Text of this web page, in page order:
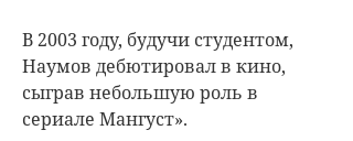
В 2003 году, будучи студентом,
Наумов дебютировал в кино,
сыграв небольшую роль в
сериале Мангуст».